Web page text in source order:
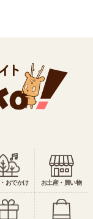
おでかけ お土産・買い物